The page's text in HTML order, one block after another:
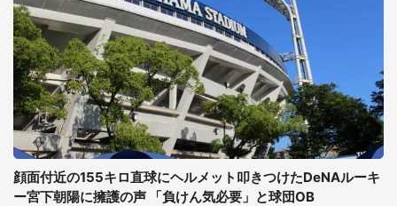
顔面付近の155キロ直球にヘルメット叩きつけたDeNAルーキ
ー宮下朝陽に擁護の声 「負けん気必要」と球団OB